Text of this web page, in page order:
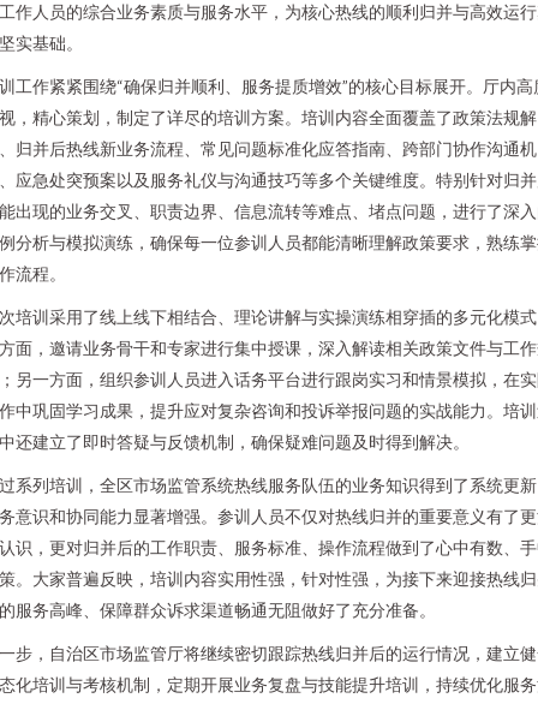
作人员的综合业务素质与服务水平，为核心热线的顺利归并与高效运
实基础。
工作紧紧围绕“确保归并顺利、服务提质增效”的核心目标展开。厅内高
，精心策划，制定了详尽的培训方案。培训内容全面覆盖了政策法规解
归并后热线新业务流程、常见问题标准化应答指南、跨部门协作沟通机
应急处突预案以及服务礼仪与沟通技巧等多个关键维度。特别针对归
出现的业务交叉、职责边界、信息流转等难点、堵点问题，进行了深
分析与模拟演练，确保每一位参训人员都能清晰理解政策要求，熟练
流程。
培训采用了线上线下相结合、理论讲解与实操演练相穿插的多元化模
面，邀请业务骨干和专家进行集中授课，深入解读相关政策文件与工
另一方面，组织参训人员进入话务平台进行跟岗实习和情景模拟，在
中巩固学习成果，提升应对复杂咨询和投诉举报问题的实战能力。培
还建立了即时答疑与反馈机制，确保疑难问题及时得到解决。
系列培训，全区市场监管系统热线服务队伍的业务知识得到了系统更
意识和协同能力显著增强。参训人员不仅对热线归并的重要意义有了
识，更对归并后的工作职责、服务标准、操作流程做到了心中有数、
。大家普遍反映，培训内容实用性强，针对性强，为接下来迎接热线
服务高峰、保障群众诉求渠道畅通无阻做好了充分准备。
步，自治区市场监管厅将继续密切跟踪热线归并后的运行情况，建立
化培训与考核机制，定期开展业务复盘与技能提升培训，持续优化服